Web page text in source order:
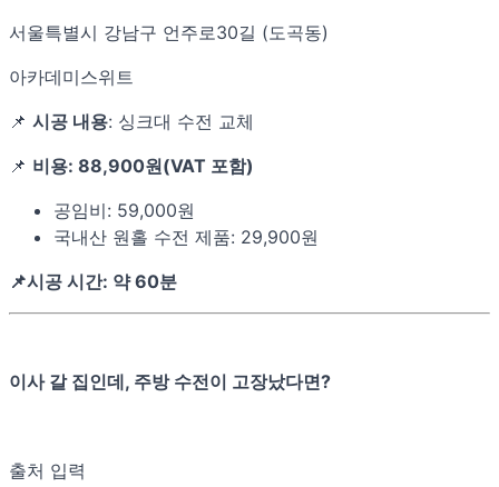
서울특별시 강남구 언주로30길 (도곡동)
아카데미스위트
📌 시공 내용: 싱크대 수전 교체
📌 비용: 88,900원(VAT 포함)
공임비: 59,000원
국내산 원홀 수전 제품: 29,900원
📌시공 시간: 약 60분
이사 갈 집인데, 주방 수전이 고장났다면?
출처 입력